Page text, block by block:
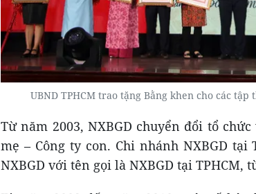
UBND TPHCM trao tặng Bằng khen cho các tập
Từ năm 2003, NXBGD chuyển đổi tổ
mẹ – Công ty con. Chi nhánh NXBGD
NXBGD với tên gọi là NXBGD tại TPHCM,